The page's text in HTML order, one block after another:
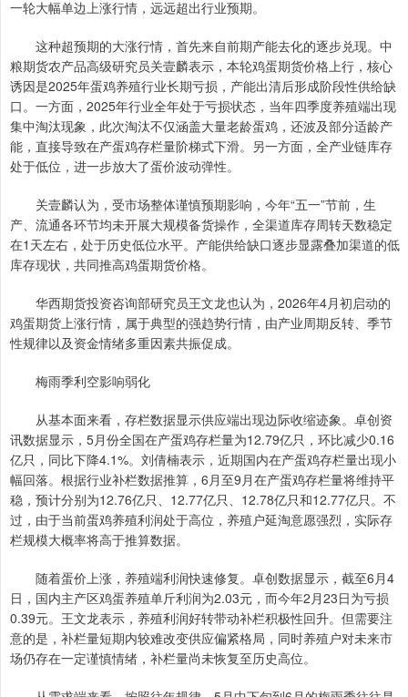
一轮大幅单边上涨行情，远远超出行业预期。
这种超预期的大涨行情，首先来自前期产能去化的逐步兑现。中
粮期货农产品高级研究员关壹麟表示，本轮鸡蛋期货价格上行，核心
诱因是2025年蛋鸡养殖行业长期亏损，产能出清后形成阶段性供给缺
口。一方面，2025年行业全年处于亏损状态，当年四季度养殖端出现
集中淘汰现象，此次淘汰不仅涵盖大量老龄蛋鸡，还波及部分适龄产
能，直接导致在产蛋鸡存栏量阶梯式下滑。另一方面，全产业链库存
处于低位，进一步放大了蛋价波动弹性。
关壹麟认为，受市场整体谨慎预期影响，今年“五一”节前，生
产、流通各环节均未开展大规模备货操作，全渠道库存周转天数稳定
在1天左右，处于历史低位水平。产能供给缺口逐步显露叠加渠道的低
库存现状，共同推高鸡蛋期货价格。
华西期货投资咨询部研究员王文龙也认为，2026年4月初启动的
鸡蛋期货上涨行情，属于典型的强趋势行情，由产业周期反转、季节
性规律以及资金情绪多重因素共振促成。
梅雨季利空影响弱化
从基本面来看，存栏数据显示供应端出现边际收缩迹象。卓创资
讯数据显示，5月份全国在产蛋鸡存栏量为12.79亿只，环比减少0.16
亿只，同比下降4.1%。刘倩楠表示，近期国内在产蛋鸡存栏量出现小
幅回落。根据行业补栏数据推算，6月至9月在产蛋鸡存栏量将维持平
稳，预计分别为12.76亿只、12.77亿只、12.78亿只和12.77亿只。不
过，由于当前蛋鸡养殖利润处于高位，养殖户延淘意愿强烈，实际存
栏规模大概率将高于推算数据。
随着蛋价上涨，养殖端利润快速修复。卓创数据显示，截至6月4
日，国内主产区鸡蛋养殖单斤利润为2.03元，而今年2月23日为亏损
0.39元。王文龙表示，养殖利润好转带动补栏积极性回升。但需要注
意的是，补栏量短期内较难改变供应偏紧格局，同时养殖户对未来市
场仍存在一定谨慎情绪，补栏量尚未恢复至历史高位。